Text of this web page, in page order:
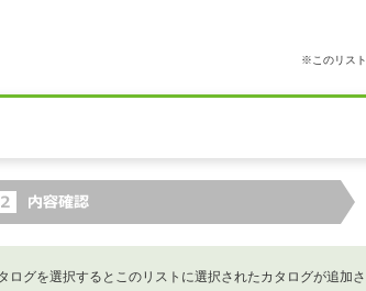
※このリスト
ログを選択するとこのリストに選択されたカタログが追加さ